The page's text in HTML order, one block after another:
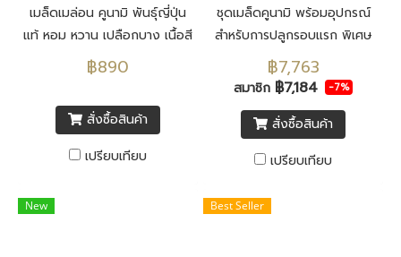
เมล็ดเมล่อน คูนามิ พันธุ์ญี่ปุ่น
แท้ หอม หวาน เปลือกบาง เนื้อสี
เขียว เมล็ดพันธุ์นำเข้าจากประ
เทศญี่ปุ่น F1 ทั้งหมด
฿890
สั่งซื้อสินค้า
เปรียบเทียบ
ชุดเมล็ดคูนามิ พร้อมอุปกรณ์
สำหรับการปลูกรอบแรก พิเศษ
เพิ่มอุกรณ์วัดค่า EC ค่าpH
เครื่องวัดความหวานและ ตาชั่ง
฿7,763
สมาชิก ฿7,184 -7%
สั่งซื้อสินค้า
เปรียบเทียบ
New Best Seller